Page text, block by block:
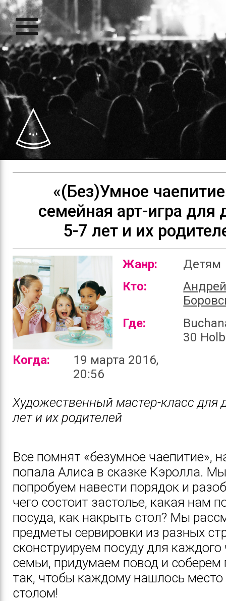
«(Без)Умное
семейная арт-игра для
5-7 лет и их
Жанр:
Детям
Кто:
Где:
30
Когда:
19 марта 2016,
20:56
Художественный мастер-класс для
лет и их родителей
Все помнят «безумное чаепитие»,
попала Алиса в сказке Кэролла.
попробуем навести порядок и
чего состоит застолье, какая нам
посуда, как накрыть стол? Мы
предметы сервировки из разных
сконструируем посуду для каждого
семьи, придумаем повод и соберем
так, чтобы каждому нашлось место
столом!